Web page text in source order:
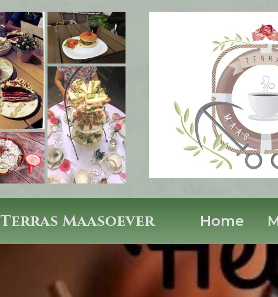
Terras Maasoever Home